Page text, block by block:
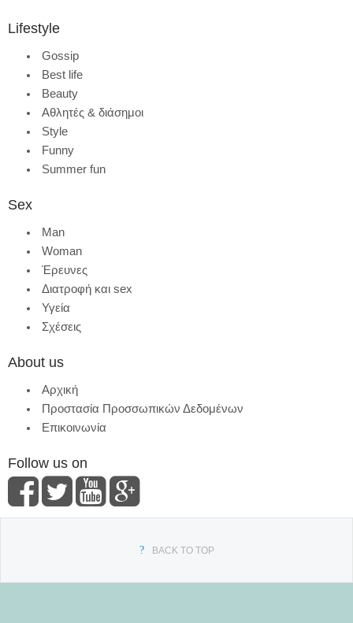
Lifestyle
Gossip
Best life
Beauty
Αθλητές & διάσημοι
Style
Funny
Summer fun
Sex
Man
Woman
Έρευνες
Διατροφή και sex
Υγεία
Σχέσεις
About us
Αρχική
Προστασία Προσσωπικών Δεδομένων
Επικοινωνία
Follow us on
BACK TO TOP